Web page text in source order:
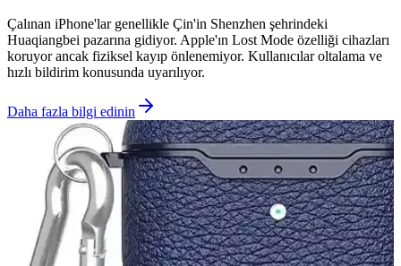
Çalınan iPhone'lar genellikle Çin'in Shenzhen şehrindeki
Huaqiangbei pazarına gidiyor. Apple'ın Lost Mode özelliği cihazları
koruyor ancak fiziksel kayıp önlenemiyor. Kullanıcılar oltalama ve
hızlı bildirim konusunda uyarılıyor.
Daha fazla bilgi edinin